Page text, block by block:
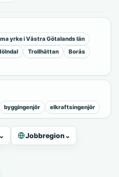
yrke i Västra Götalands län
Trollhättan
Borås
byggingenjör elkraftsingenjör
⌄ Jobbregion⌄